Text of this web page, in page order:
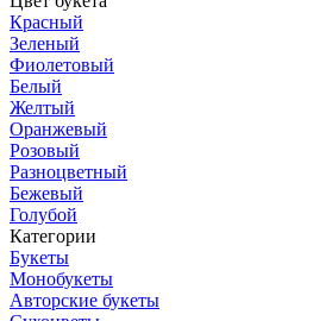
Красный
Зеленый
Фиолетовый
Белый
Желтый
Оранжевый
Розовый
Разноцветный
Бежевый
Голубой
Категории
Букеты
Монобукеты
Авторские букеты